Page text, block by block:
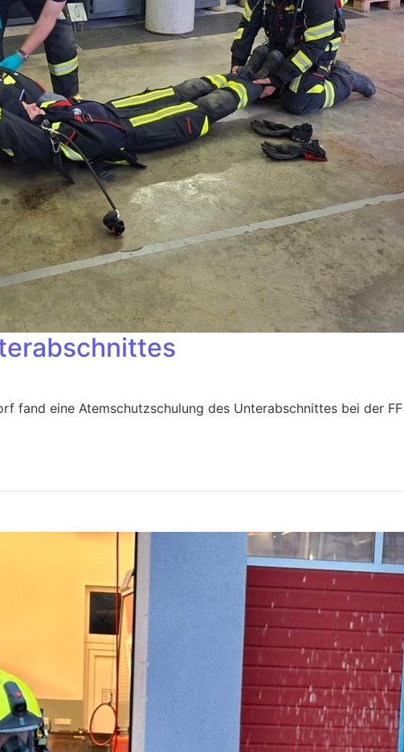
fand eine Atemschutzschulung des Unterabschnittes bei der